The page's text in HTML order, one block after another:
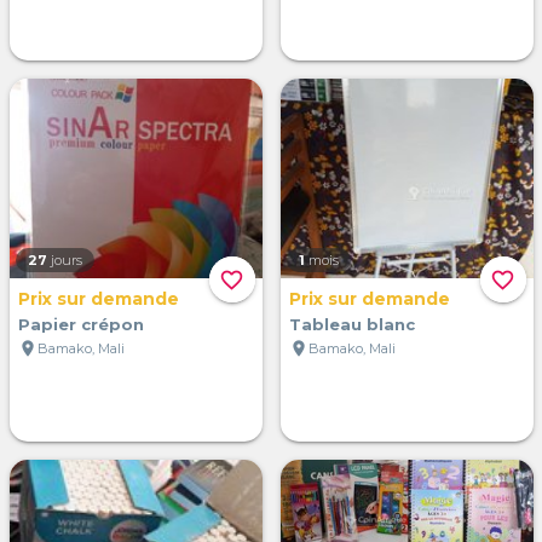
favorite_border
27 jours
Prix sur demande
Papier crépon
location_on Bamako, Mali
favorite_border
1 mois
Prix sur demande
Tableau blanc
location_on Bamako, Mali